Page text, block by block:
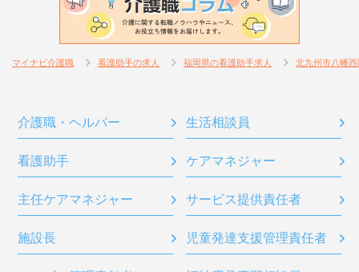
マイナビ介護職 看護助手の求人 福岡県の看護助手求人 北九州市八幡
介護職・ヘルパー 生活相談員
看護助手 ケアマネジャー
主任ケアマネジャー サービス提供責任者
施設長 児童発達支援管理責任者